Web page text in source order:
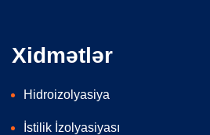
Xidmətlər
Hidroizolyasiya
İstilik İzolyasiyası